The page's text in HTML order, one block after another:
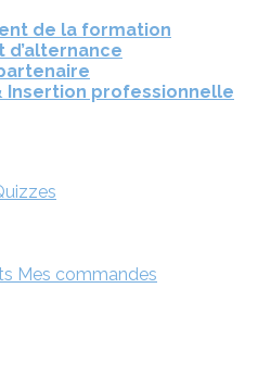
de la formation
d’alternance
Insertion professionnelle
Mes commandes